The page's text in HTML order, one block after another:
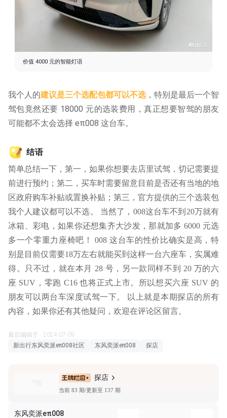
价值 4000 元的智能灯语
我个人的建议是三个选配包都可以不选，特别是最后一个智
驾包竟然还要 18000 元的选装费用，真正想要智驾的朋友
可能都不太会选择 eπ008 这台车。
结语
简单总结一下，第一，如果你想要去店里试驾，切记需要提
前进行预约；第二，买车时需要留意目前是否还有当地的地
区政府购车补贴或置换补贴；第三，官方提供的三个选装包
我个人建议都可以不选。 当然了，008这台车不到20万就有
冰箱、彩电，如果你还想集齐大沙发，那就加多 6000 元选
多一个零重力座椅吧！ 008 这台车的性价比确实是高，特
别是目前仅需要18万左右就能买到这样一台六座车，实属难
得。只不过，就在本月 28 号，另一款同样不到 20 万的六
座 SUV，零跑 C16 也将正式上市。所以想买六座 SUV 的
朋友可以两台车深度试驾一下。 以上就是本期探店的所有
内容，如果你还有其他疑问，欢迎在评论区留言。
最后编辑于 · 2024-07-09
新出行东风奕派eπ008社区
东风奕派eπ008 探店
探店
当前 83 期/更新至 137 期
东风奕派eπ008